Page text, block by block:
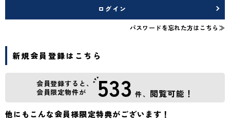
ログイン
パスワードを忘れた方はこちら≫
新規会員登録はこちら
会員登録すると、
会員限定物件が
533 件、 閲覧可能！
他にもこんな会員様限定特典がございます！